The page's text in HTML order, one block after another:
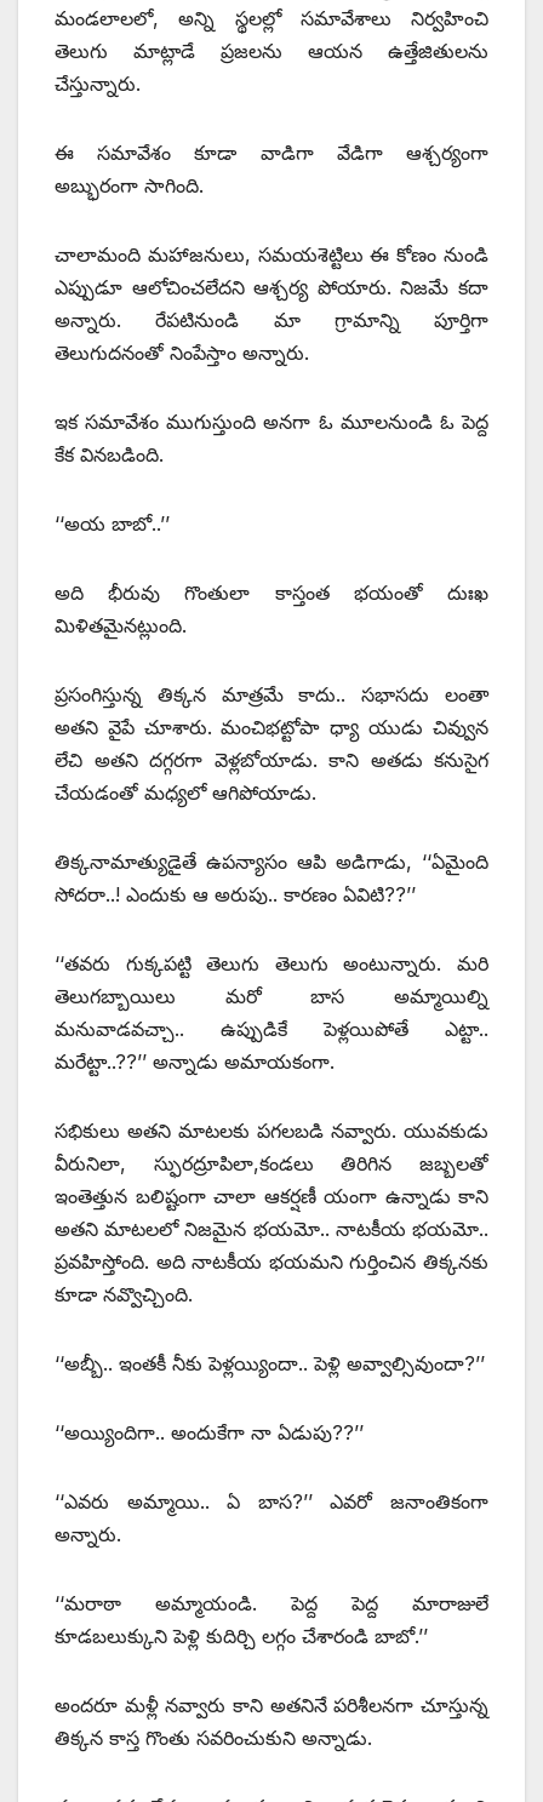
మండలాలలో, అన్ని స్థలల్లో సమావేశాలు నిర్వహించి
తెలుగు మాట్లాడే ప్రజలను ఆయన ఉత్తేజితులను
చేస్తున్నారు.
ఈ సమావేశం కూడా వాడిగా వేడిగా ఆశ్చర్యంగా
అబ్భురంగా సాగింది.
చాలామంది మహాజనులు, సమయశెట్టిలు ఈ కోణం నుండి
ఎప్పుడూ ఆలోచించలేదని ఆశ్చర్య పోయారు. నిజమే కదా
అన్నారు. రేపటినుండి మా గ్రామాన్ని పూర్తిగా
తెలుగుదనంతో నింపేస్తాం అన్నారు.
ఇక సమావేశం ముగుస్తుంది అనగా ఓ మూలనుండి ఓ పెద్ద
కేక వినబడింది.
‘‘అయ బాబో..’’
అది భీరువు గొంతులా కాస్తంత భయంతో దుఃఖ
మిళితమైనట్లుంది.
ప్రసంగిస్తున్న తిక్కన మాత్రమే కాదు.. సభాసదు లంతా
అతని వైపే చూశారు. మంచిభట్టోపా ధ్యా యుడు చివ్వున
లేచి అతని దగ్గరగా వెళ్లబోయాడు. కాని అతడు కనుసైగ
చేయడంతో మధ్యలో ఆగిపోయాడు.
తిక్కనామాత్యుడైతే ఉపన్యాసం ఆపి అడిగాడు, ‘‘ఏమైంది
సోదరా..! ఎందుకు ఆ అరుపు.. కారణం ఏవిటి??’’
‘‘తవరు గుక్కపట్టి తెలుగు తెలుగు అంటున్నారు. మరి
తెలుగబ్బాయిలు మరో బాస అమ్మాయిల్ని
మనువాడవచ్చా.. ఉప్పుడికే పెళ్లయిపోతే ఎట్టా..
మరేట్టా..??’’ అన్నాడు అమాయకంగా.
సభికులు అతని మాటలకు పగలబడి నవ్వారు. యువకుడు
వీరునిలా, స్ఫురద్రూపిలా,కండలు తిరిగిన జబ్బలతో
ఇంతెత్తున బలిష్టంగా చాలా ఆకర్షణీ యంగా ఉన్నాడు కాని
అతని మాటలలో నిజమైన భయమో.. నాటకీయ భయమో..
ప్రవహిస్తోంది. అది నాటకీయ భయమని గుర్తించిన తిక్కనకు
కూడా నవ్వొచ్చింది.
‘‘అబ్బీ.. ఇంతకీ నీకు పెళ్లయ్యిందా.. పెళ్లి అవ్వాల్సివుందా?’’
‘‘అయ్యిందిగా.. అందుకేగా నా ఏడుపు??’’
‘‘ఎవరు అమ్మాయి.. ఏ బాస?’’ ఎవరో జనాంతికంగా
అన్నారు.
‘‘మరాఠా అమ్మాయండి. పెద్ద పెద్ద మారాజులే
కూడబలుక్కుని పెళ్లి కుదిర్చి లగ్గం చేశారండి బాబో.’’
అందరూ మళ్లీ నవ్వారు కాని అతనినే పరిశీలనగా చూస్తున్న
తిక్కన కాస్త గొంతు సవరించుకుని అన్నాడు.